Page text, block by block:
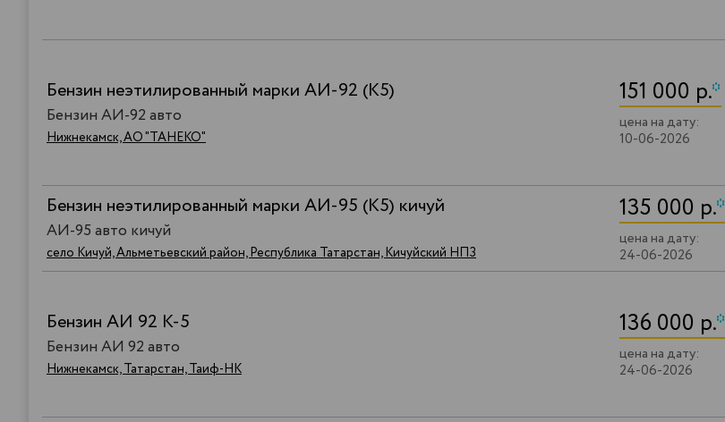
Бензин неэтилированный марки АИ-92 (К5)
Бензин АИ-92 авто
Нижнекамск, АО "ТАНЕКО"
151 000 р.*
цена на дату:
10-06-2026
Бензин неэтилированный марки АИ-95 (К5) кичуй
АИ-95 авто кичуй
село Кичуй, Альметьевский район, Республика Татарстан, Кичуйский НПЗ
135 000 р.*
цена на дату:
24-06-2026
Бензин АИ 92 К-5
Бензин АИ 92 авто
Нижнекамск, Татарстан, Таиф-НК
136 000 р.*
цена на дату:
24-06-2026